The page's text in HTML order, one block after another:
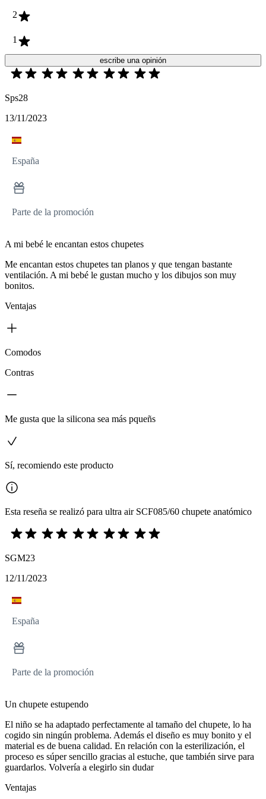
2
1
escribe una opinión
Sps28
13/11/2023
España
Parte de la promoción
A mi bebé le encantan estos chupetes
Me encantan estos chupetes tan planos y que tengan bastante
ventilación. A mi bebé le gustan mucho y los dibujos son muy
bonitos.
Ventajas
Comodos
Contras
Me gusta que la silicona sea más pqueñs
Sí, recomiendo este producto
Esta reseña se realizó para ultra air SCF085/60 chupete anatómico
SGM23
12/11/2023
España
Parte de la promoción
Un chupete estupendo
El niño se ha adaptado perfectamente al tamaño del chupete, lo ha
cogido sin ningún problema. Además el diseño es muy bonito y el
material es de buena calidad. En relación con la esterilización, el
proceso es súper sencillo gracias al estuche, que también sirve para
guardarlos. Volvería a elegirlo sin dudar
Ventajas